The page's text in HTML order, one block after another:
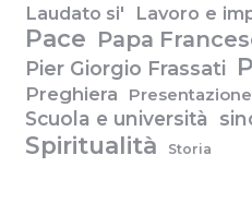
Laudato si' Lavoro e
Pace Papa
Pier Giorgio Frassati
Preghiera
Scuola e università
Spiritualità Storia